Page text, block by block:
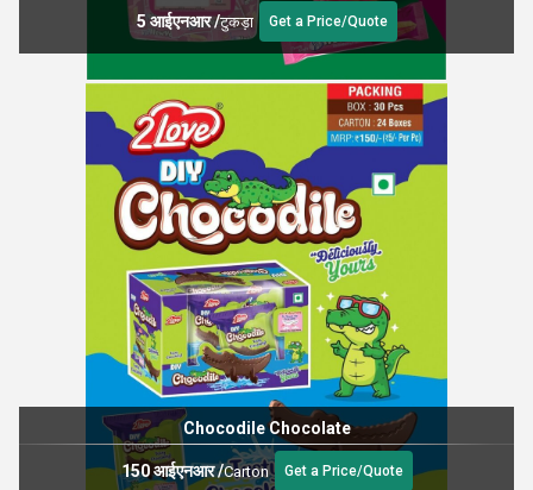
5 आईएनआर/टुकड़ा Get a Price/Quote
Chocodile Chocolate
150 आईएनआर/Carton Get a Price/Quote